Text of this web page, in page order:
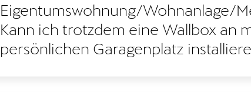
Eigentumswohnung/Wohnanlage/
Kann ich trotzdem eine Wallbox an
persönlichen Garagenplatz